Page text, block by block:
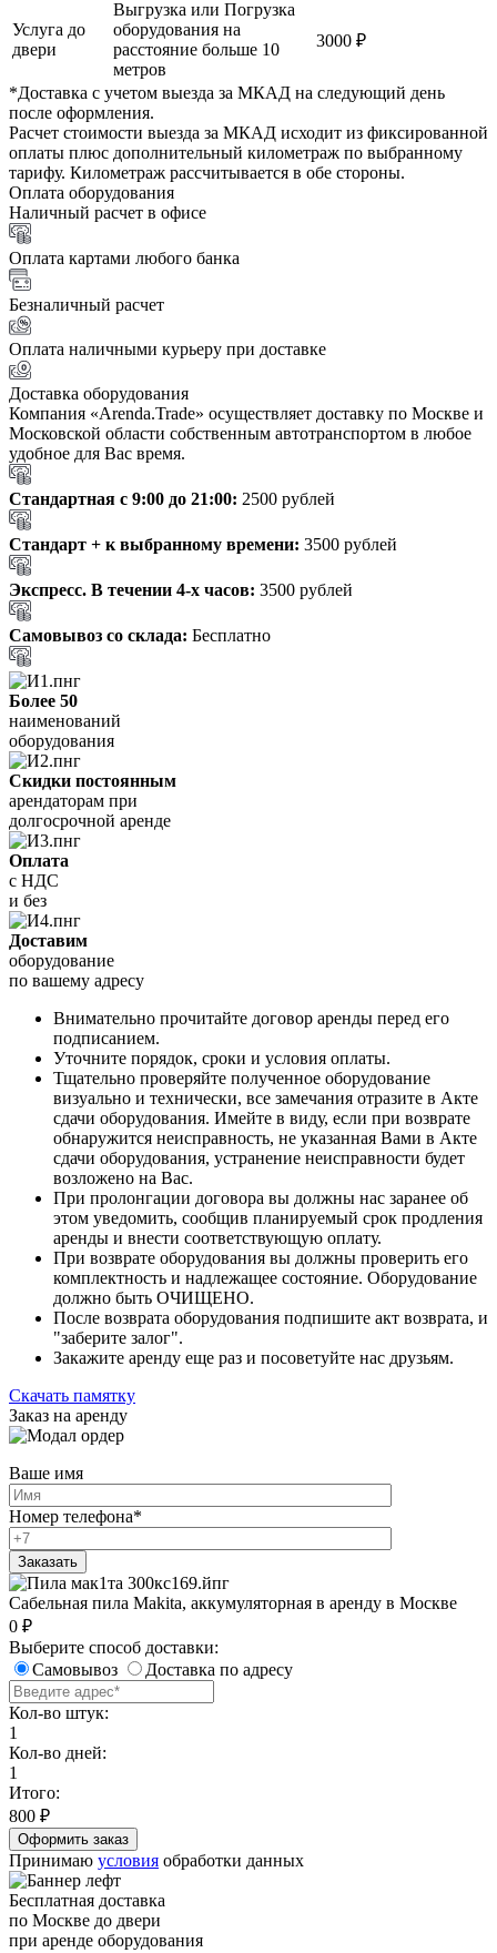
Услуга до
двери
Выгрузка или Погрузка
оборудования на
расстояние больше 10
метров
3000 ₽
*Доставка с учетом выезда за МКАД на следующий день
после оформления.
Расчет стоимости выезда за МКАД исходит из фиксированной
оплаты плюс дополнительный километраж по выбранному
тарифу. Километраж рассчитывается в обе стороны.
Оплата оборудования
Наличный расчет в офисе
Оплата картами любого банка
Безналичный расчет
Оплата наличными курьеру при доставке
Доставка оборудования
Компания «Arenda.Trade» осуществляет доставку по Москве и
Московской области собственным автотранспортом в любое
удобное для Вас время.
Стандартная с 9:00 до 21:00: 2500 рублей
Стандарт + к выбранному времени: 3500 рублей
Экспресс. В течении 4-х часов: 3500 рублей
Самовывоз со склада: Бесплатно
Более 50
наименований
оборудования
Скидки постоянным
арендаторам при
долгосрочной аренде
Оплата
с НДС
и без
Доставим
оборудование
по вашему адресу
Внимательно прочитайте договор аренды перед его
подписанием.
Уточните порядок, сроки и условия оплаты.
Тщательно проверяйте полученное оборудование
визуально и технически, все замечания отразите в Акте
сдачи оборудования. Имейте в виду, если при возврате
обнаружится неисправность, не указанная Вами в Акте
сдачи оборудования, устранение неисправности будет
возложено на Вас.
При пролонгации договора вы должны нас заранее об
этом уведомить, сообщив планируемый срок продления
аренды и внести соответствующую оплату.
При возврате оборудования вы должны проверить его
комплектность и надлежащее состояние. Оборудование
должно быть ОЧИЩЕНО.
После возврата оборудования подпишите акт возврата, и
"заберите залог".
Закажите аренду еще раз и посоветуйте нас друзьям.
Скачать памятку
Заказ на аренду
Ваше имя
Номер телефона*
Сабельная пила Makita, аккумуляторная в аренду в Москве
0 ₽
Выберите способ доставки:
Самовывоз
Доставка по адресу
Кол-во штук:
1
Кол-во дней:
1
Итого:
800 ₽
Принимаю условия обработки данных
Бесплатная доставка
по Москве до двери
при аренде оборудования